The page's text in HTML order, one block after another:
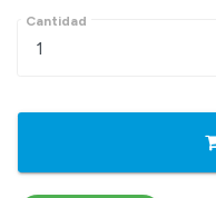
Cantidad